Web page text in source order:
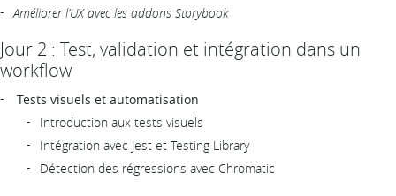
Améliorer l’UX avec les addons Storybook
Jour 2 : Test, validation et intégration dans un
workflow
Tests visuels et automatisation
Introduction aux tests visuels
Intégration avec Jest et Testing Library
Détection des régressions avec Chromatic